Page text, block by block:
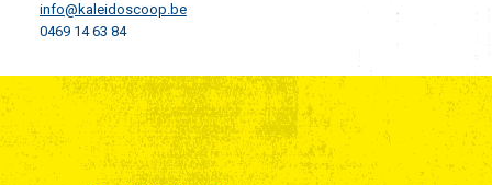
info@kaleidoscoop.be
0469 14 63 84